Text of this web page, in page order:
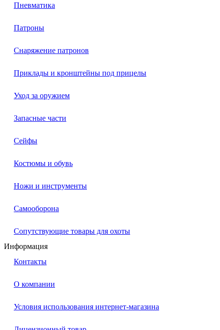
Пневматика
Патроны
Снаряжение патронов
Приклады и кронштейны под прицелы
Уход за оружием
Запасные части
Сейфы
Костюмы и обувь
Ножи и инструменты
Самооборона
Сопутствующие товары для охоты
Информация
Контакты
О компании
Условия использования интернет-магазина